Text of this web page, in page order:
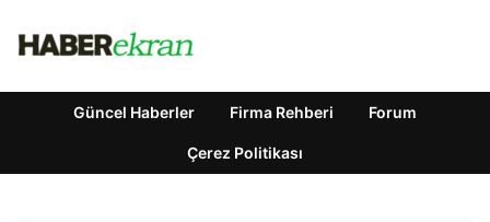
Güncel Haberler Firma Rehberi Forum
Çerez Politikası